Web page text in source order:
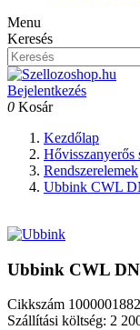
Menu
Keresés
Bejelentkezés
0 Kosár
Kezdőlap
Hővisszanyerős
Rendszerelemek
Ubbink CWL
Ubbink CWL
Cikkszám
Szállítási költség: 2